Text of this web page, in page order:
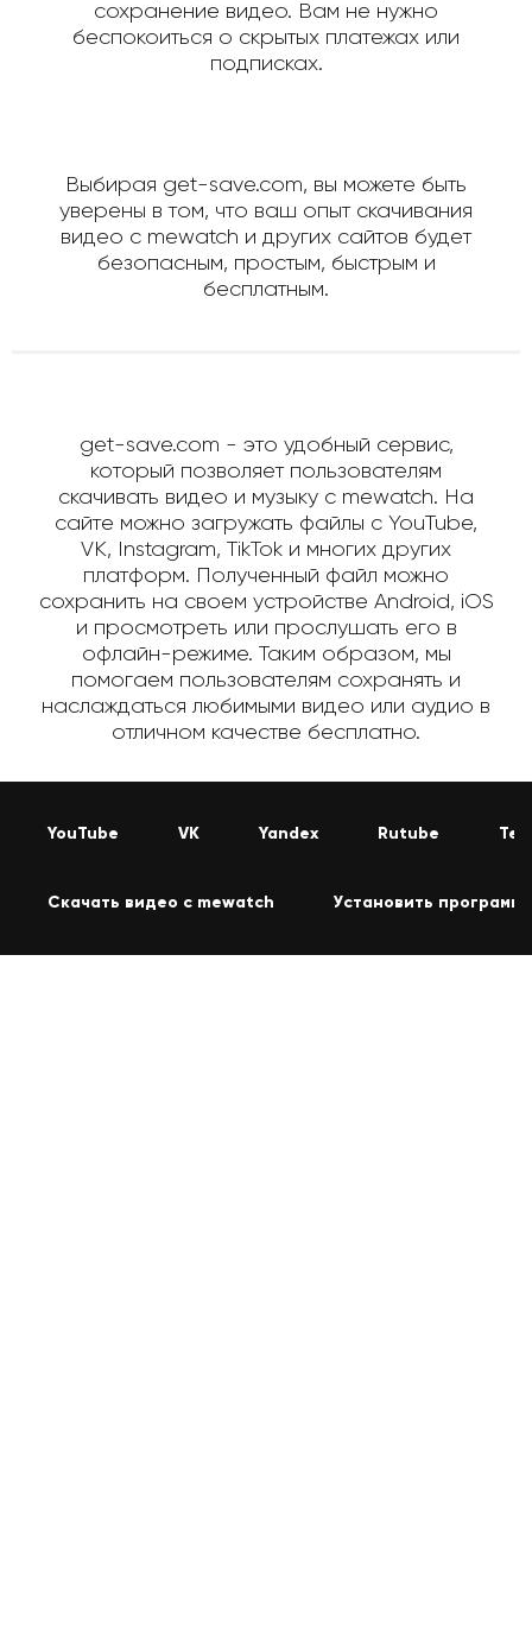
сохранение видео. Вам не нужно
беспокоиться о скрытых платежах или
подписках.
Выбирая get-save.com, вы можете быть
уверены в том, что ваш опыт скачивания
видео с mewatch и других сайтов будет
безопасным, простым, быстрым и
бесплатным.
get-save.com - это удобный сервис,
который позволяет пользователям
скачивать видео и музыку с mewatch. На
сайте можно загружать файлы с YouTube,
VK, Instagram, TikTok и многих других
платформ. Полученный файл можно
сохранить на своем устройстве Android, iOS
и просмотреть или прослушать его в
офлайн-режиме. Таким образом, мы
помогаем пользователям сохранять и
наслаждаться любимыми видео или аудио в
отличном качестве бесплатно.
YouTube VK Yandex Rutube
Скачать видео с mewatch Установить программу